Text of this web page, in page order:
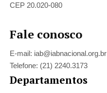
CEP 20.020-080
Fale conosco
E-mail: iab@iabnacional.org.br
Telefone: (21) 2240.3173
Departamentos